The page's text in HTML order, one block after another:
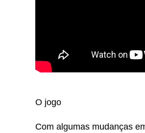
O jogo
Com algumas mudanças